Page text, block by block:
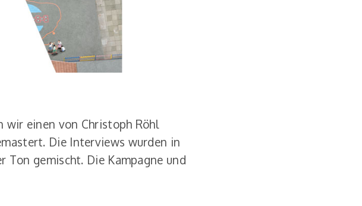
wir einen von Christoph Röhl
Die Interviews wurden in
gemischt. Die Kampagne und